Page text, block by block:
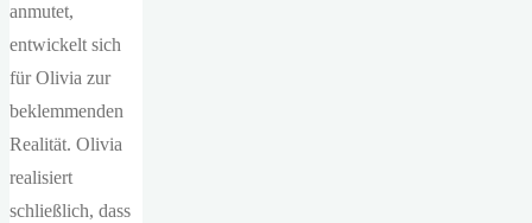
anmutet,
entwickelt sich
für Olivia zur
beklemmenden
Realität. Olivia
realisiert
schließlich, dass